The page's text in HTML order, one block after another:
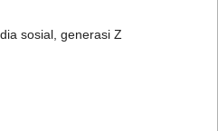
sosial, generasi Z